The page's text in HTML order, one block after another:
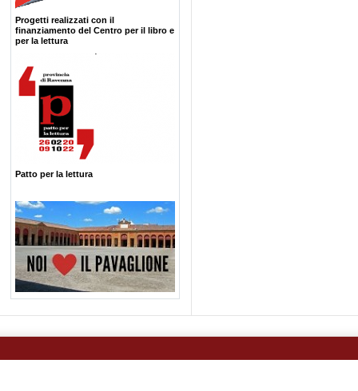
Progetti realizzati con il
finanziamento del Centro per il libro e
per la lettura
Patto per la lettura